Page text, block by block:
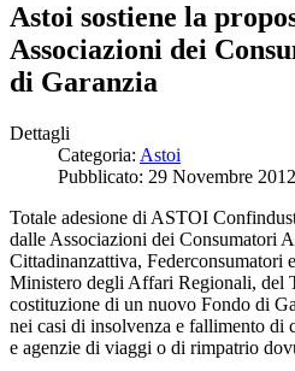
Astoi sostiene la
Associazioni dei
di Garanzia
Dettagli
Categoria: Astoi
Pubblicato: 29 Novembre 2012
Totale adesione di ASTOI
dalle Associazioni dei Consumatori
Cittadinanzattiva, Federconsumatori
Ministero degli Affari Regionali, del
costituzione di un nuovo Fondo di
nei casi di insolvenza e fallimento di
e agenzie di viaggi o di rimpatrio